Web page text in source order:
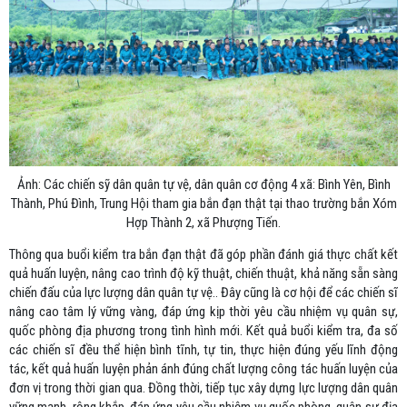
Ảnh: Các chiến sỹ dân quân tự vệ, dân quân cơ động 4 xã: Bình Yên, Bình
Thành, Phú Đình, Trung Hội tham gia bắn đạn thật tại thao trường bắn Xóm
Hợp Thành 2, xã Phượng Tiến.
Thông qua buổi kiểm tra bắn đạn thật đã góp phần đánh giá thực chất kết
quả huấn luyện, nâng cao trình độ kỹ thuật, chiến thuật, khả năng sẵn sàng
chiến đấu của lực lượng dân quân tự vệ.. Đây cũng là cơ hội để các chiến sĩ
nâng cao tâm lý vững vàng, đáp ứng kịp thời yêu cầu nhiệm vụ quân sự,
quốc phòng địa phương trong tình hình mới. Kết quả buổi kiểm tra, đa số
các chiến sĩ đều thể hiện bình tĩnh, tự tin, thực hiện đúng yếu lĩnh động
tác, kết quả huấn luyện phản ánh đúng chất lượng công tác huấn luyện của
đơn vị trong thời gian qua. Đồng thời, tiếp tục xây dựng lực lượng dân quân